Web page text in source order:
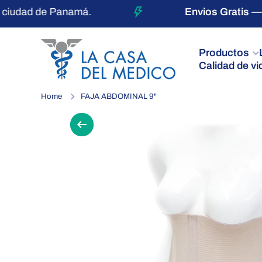
Ir directamente al contenido
de Panamá. Envios Gratis—
Productos
Calidad de
Home FAJA ABDOMINAL 9"